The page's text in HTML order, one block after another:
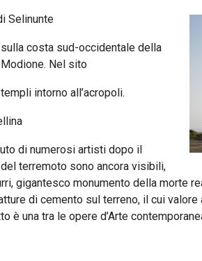
Selinunte
costa sud-occidentale della
Nel sito
intorno all’acropoli.
di numerosi artisti dopo il
terremoto sono ancora visibili,
gigantesco monumento della morte
di cemento sul terreno, il cui
è una tra le opere d’Arte